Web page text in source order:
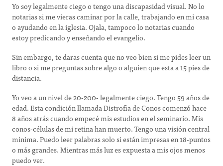
Yo soy legalmente ciego o tengo una discapasidad visual. No lo
notarias si me vieras caminar por la calle, trabajando en mi casa
o ayudando en la iglesia. Ojala, tampoco lo notarias cuando
estoy predicando y enseñando el evangelio.
Sin embargo, te daras cuenta que no veo bien si me pides leer un
libro o si me preguntas sobre algo o alguien que esta a 15 pies de
distancia.
Yo veo a un nivel de 20-200- legalmente ciego. Tengo 59 años de
edad. Esta condición llamada Distrofia de Conos comenzó hace
8 años atrás cuando empecé mis estudios en el seminario. Mis
conos-células de mi retina han muerto. Tengo una visión central
minima. Puedo leer palabras solo si están impresas en 18-puntos
o más grandes. Mientras más luz es expuesta a mis ojos menos
puedo ver.